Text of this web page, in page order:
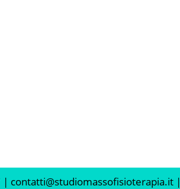
contatti@studiomassofisioterapia.it |